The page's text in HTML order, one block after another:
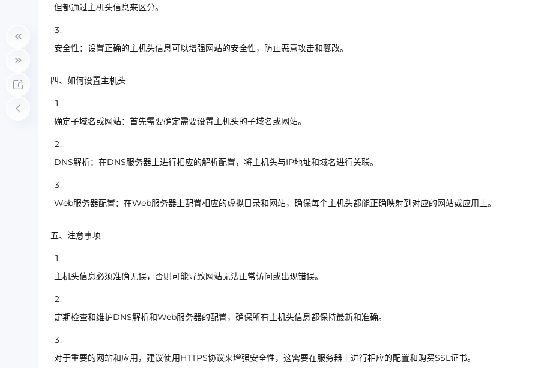
但都通过主机头信息来区分。
安全性：设置正确的主机头信息可以增强网站的安全性，防止恶意攻击和篡改。
四、如何设置主机头
确定子域名或网站：首先需要确定需要设置主机头的子域名或网站。
DNS解析：在DNS服务器上进行相应的解析配置，将主机头与IP地址和域名进行关联。
Web服务器配置：在Web服务器上配置相应的虚拟目录和网站，确保每个主机头都能正确映射到对应的网站或应用上。
五、注意事项
主机头信息必须准确无误，否则可能导致网站无法正常访问或出现错误。
定期检查和维护DNS解析和Web服务器的配置，确保所有主机头信息都保持最新和准确。
对于重要的网站和应用，建议使用HTTPS协议来增强安全性，这需要在服务器上进行相应的配置和购买SSL证书。